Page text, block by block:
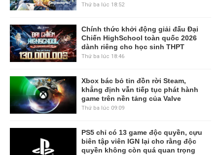
Thứ ba lúc 18:52
Chính thức khởi động giải đấu Đại
Chiến HighSchool toàn quốc 2026
dành riêng cho học sinh THPT
Thứ ba lúc 18:46
Xbox bác bỏ tin đồn rời Steam,
khẳng định vẫn tiếp tục phát hành
game trên nền tảng của Valve
Thứ ba lúc 09:09
PS5 chỉ có 13 game độc quyền, cựu
biên tập viên IGN lại cho rằng độc
quyền không còn quá quan trọng